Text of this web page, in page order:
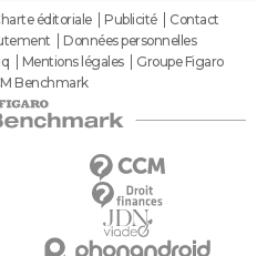
éditoriale Publicité
Contact
Données personnelles
Mentions légales
Groupe Figaro
Benchmark